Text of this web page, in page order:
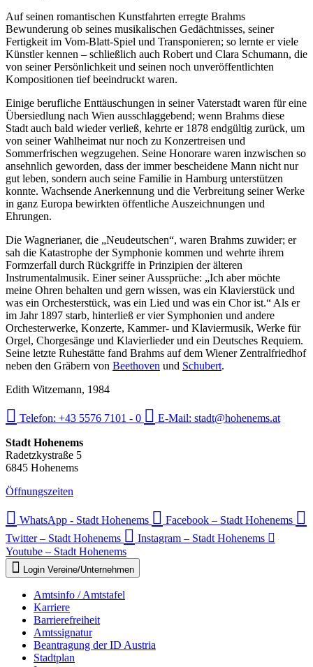
Auf seinen romantischen Kunstfahrten erregte Brahms
Bewunderung ob seines musikalischen Gedächtnisses, seiner
Fertigkeit im Vom-Blatt-Spiel und Transponieren; so lernte er viele
Künstler kennen – schließlich auch Robert und Clara Schumann, die
von seiner Persönlichkeit und seinen noch unveröffentlichten
Kompositionen tief beeindruckt waren.
Einige berufliche Enttäuschungen in seiner Vaterstadt waren für eine
Übersiedlung nach Wien ausschlaggebend; wenn Brahms diese
Stadt auch bald wieder verließ, kehrte er 1878 endgültig zurück, um
von seiner Wahlheimat nur noch zu Konzertreisen und
Sommerfrischen wegzugehen. Seine Honorare waren inzwischen so
ansehnlich geworden, dass der immer bescheidene Mann nicht nur
gut leben, sondern auch seine Familie in Hamburg unterstützen
konnte. Wachsende Anerkennung und die Verbreitung seiner Werke
in ganz Europa bewirkten öffentliche Auszeichnungen und
Ehrungen.
Die Wagnerianer, die „Neudeutschen“, waren Brahms zuwider; er
sah die Katastrophe der Symphonie kommen und wehrte ihrem
Formzerfall durch Rückgriffe in Prinzipien der älteren
Instrumentalmusik. Einer seiner Aussprüche: „Ich aber möchte
meine Ohren behalten und gern wissen, was ein Klavierstück und
was ein Orchesterstück, was ein Lied und was ein Chor ist.“ Als er
im Jahr 1897 starb, hinterließ er vier Symphonien und andere
Orchesterwerke, Konzerte, Kammer- und Klaviermusik, Werke für
Orgel, Chorgesänge und Klavierlieder und ein Deutsches Requiem.
Seine letzte Ruhestätte fand Brahms auf dem Wiener Zentralfriedhof
neben den Gräbern von Beethoven und Schubert.
Edith Witzemann, 1984
Telefon: +43 5576 7101 - 0 E-Mail: stadt@hohenems.at
Stadt Hohenems
Radetzkystraße 5
6845 Hohenems
Öffnungszeiten
WhatsApp - Stadt Hohenems
Facebook – Stadt Hohenems
Twitter – Stadt Hohenems
Instagram – Stadt Hohenems
Youtube – Stadt Hohenems
Login Vereine/Unternehmen
Amtsinfo / Amtstafel
Karriere
Barrierefreiheit
Amtssignatur
Beantragung der ID Austria
Stadtplan